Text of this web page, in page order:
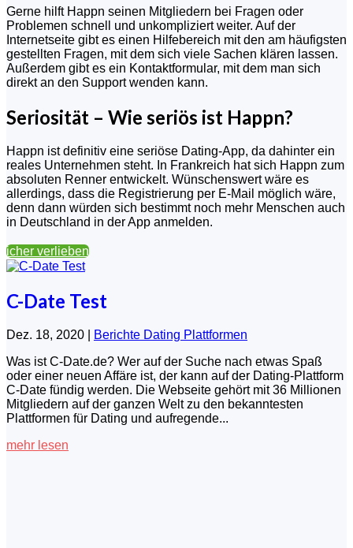
Gerne hilft Happn seinen Mitgliedern bei Fragen oder
Problemen schnell und unkompliziert weiter. Auf der
Internetseite gibt es einen Hilfebereich mit den am häufigsten
gestellten Fragen, mit dem sich viele Sachen klären lassen.
Außerdem gibt es ein Kontaktformular, mit dem man sich
direkt an den Support wenden kann.
Seriosität – Wie seriös ist Happn?
Happn ist definitiv eine seriöse Dating-App, da dahinter ein
reales Unternehmen steht. In Frankreich hat sich Happn zum
absoluten Renner entwickelt. Wünschenswert wäre es
allerdings, dass die Registrierung per E-Mail möglich wäre,
denn dann würden sich bestimmt noch mehr Menschen auch
in Deutschland in der App anmelden.
verlieben
C-Date Test
Dez. 18, 2020
Berichte Dating Plattformen
Was ist C-Date.de? Wer auf der Suche nach etwas Spaß
oder einer neuen Affäre ist, der kann auf der Dating-Plattform
C-Date fündig werden. Die Webseite gehört mit 36 Millionen
Mitgliedern auf der ganzen Welt zu den bekanntesten
Plattformen für Dating und aufregende...
mehr lesen